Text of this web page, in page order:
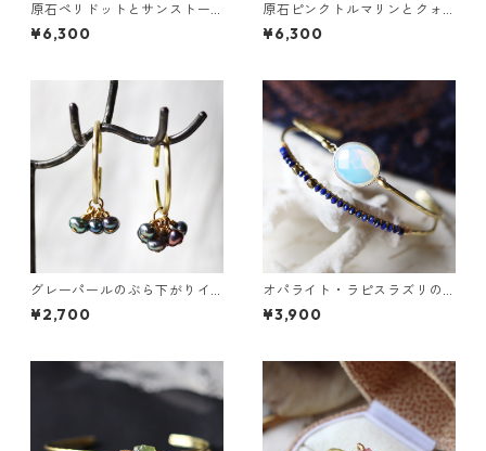
原石ペリドットとサンストー
ンのプチピアス
¥6,300
原石ピンクトルマリンとクォ
ーツのプチピアス
¥6,300
グレーパールのぶら下がりイ
ヤーカフ
¥2,700
オパライト・ラピスラズリの2
連バングル
¥3,900